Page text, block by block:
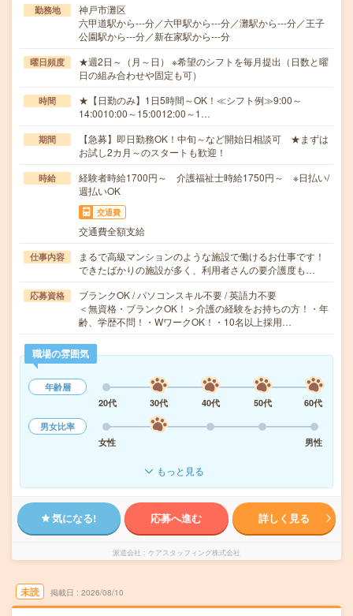
勤務地
神戸市灘区
六甲道駅から---分／六甲駅から---分／灘駅から---分／王子
公園駅から---分／新在家駅から---分
曜日頻度
★週2日～（月～日） ※希望のシフトを毎月提出（日数と曜
日の組み合わせや固定も可）
時間
★【日勤のみ】1日5時間～OK！≪シフト例≫9:00～
14:0010:00～15:0012:00～1…
期間
【急募】即日勤務OK！中旬～など開始日相談可 ★まずは
お試し2カ月～のスタートも歓迎！
時給
経験者時給1700円～ 介護福祉士時給1750円～ ※日払い/
週払いOK
交通費
交通費全額支給
仕事内容
まるで高級マンションのような施設で働けるお仕事です！
できたばかりの施設が多く、利用者さんの要介護度も…
応募資格
ブランクOK / パソコンスキル不要 / 英語力不要
＜無資格・ブランクOK！＞介護の経験をお持ちの方！・年
齢、学歴不問！・WワークOK！・10名以上採用…
職場の雰囲気
年齢層
20代
30代 40代 50代
60代
男女比率
女性
男性
もっと見る
気になる! 応募へ進む 詳しく見る
派遣会社 ケアスタッフィング株式会社
未読 掲載日 2026/08/10